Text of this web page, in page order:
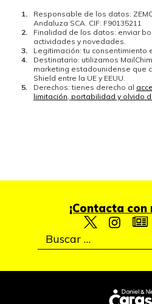
Responsable de los datos:
Andaluza SCA. CIF: F90135211
Finalidad de los datos: enviar
actividades y novedades.
Legitimación: tu consentimiento
Destinatario: utilizamos
marketing estadounidense que
Shield entre la UE y EEUU.
Derechos: tienes derecho al
limitación, portabilidad y olvido
¡Contacta